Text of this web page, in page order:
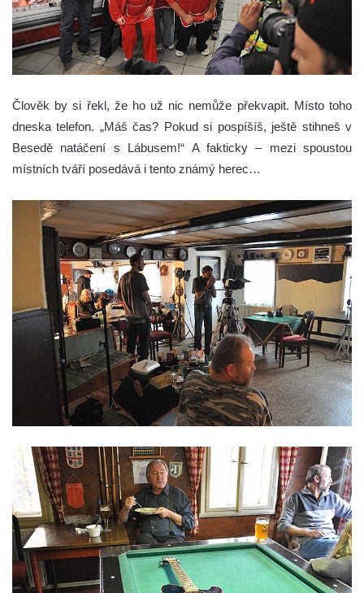
Člověk by si řekl, že ho už nic nemůže překvapit. Místo toho
dneska telefon. „Máš čas? Pokud si pospíšíš, ještě stihneš v
Besedě natáčení s Lábusem!“ A fakticky – mezi spoustou
místních tváří posedává i tento známý herec…